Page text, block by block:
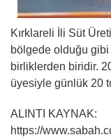
Kırklareli İli Süt
bölgede olduğu
birliklerden biridir.
üyesiyle günlük 20
ALINTI KAYNAK:
https://